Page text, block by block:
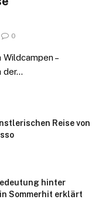
0
–
der…
Reise von
hinter
Sommerhit erklärt